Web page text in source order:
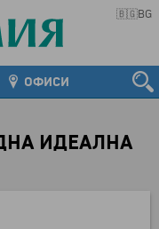
🇧🇬BG
ОФИСИ
ИДЕАЛНА